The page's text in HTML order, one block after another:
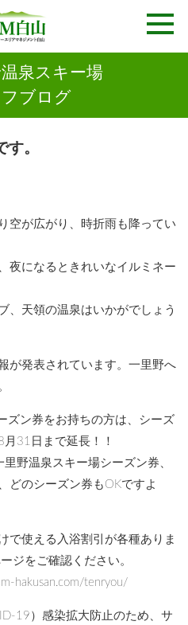
泉スキー場
ブログ
。
空が広がり、時折雨も降ってい
夜になるときれいなイルミネー
、天領の温泉はいかがでしょう
が発表されています。一里野へ
ズン券をお持ちの方は、シーズ
31日まで延長！！
野温泉スキー場シーズン券、
どのシーズン券もOKですよ
で使える入浴割引が各種ありま
ジをご確認ください。
tenryou/
19）感染拡大防止のため、サ